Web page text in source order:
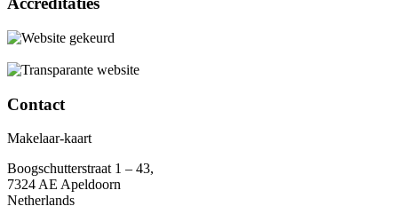
Contact
Makelaar-kaart
Boogschutterstraat 1 – 43,
7324 AE Apeldoorn
Netherlands